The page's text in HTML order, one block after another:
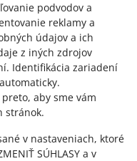
podvodov a
reklamy a
údajov a ich
z iných zdrojov
. Identifikácia zariadení
.
aby sme vám
stránok.
v nastaveniach, ktoré
SÚHLASY a v